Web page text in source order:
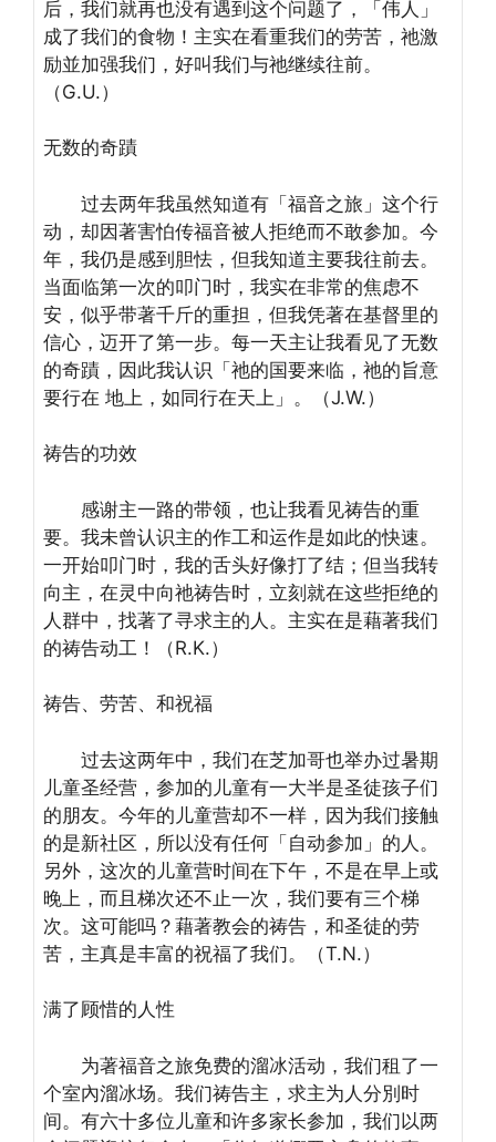
后，我们就再也没有遇到这个问题了，「伟人」
成了我们的食物！主实在看重我们的劳苦，祂激
励並加强我们，好叫我们与祂继续往前。
（G.U.）
无数的奇蹟
过去两年我虽然知道有「福音之旅」这个行
动，却因著害怕传福音被人拒绝而不敢参加。今
年，我仍是感到胆怯，但我知道主要我往前去。
当面临第一次的叩门时，我实在非常的焦虑不
安，似乎带著千斤的重担，但我凭著在基督里的
信心，迈开了第一步。每一天主让我看见了无数
的奇蹟，因此我认识「祂的国要来临，祂的旨意
要行在 地上，如同行在天上」。（J.W.）
祷告的功效
感谢主一路的带领，也让我看见祷告的重
要。我未曾认识主的作工和运作是如此的快速。
一开始叩门时，我的舌头好像打了结；但当我转
向主，在灵中向祂祷告时，立刻就在这些拒绝的
人群中，找著了寻求主的人。主实在是藉著我们
的祷告动工！（R.K.）
祷告、劳苦、和祝福
过去这两年中，我们在芝加哥也举办过暑期
儿童圣经营，参加的儿童有一大半是圣徒孩子们
的朋友。今年的儿童营却不一样，因为我们接触
的是新社区，所以没有任何「自动参加」的人。
另外，这次的儿童营时间在下午，不是在早上或
晚上，而且梯次还不止一次，我们要有三个梯
次。这可能吗？藉著教会的祷告，和圣徒的劳
苦，主真是丰富的祝福了我们。（T.N.）
满了顾惜的人性
为著福音之旅免费的溜冰活动，我们租了一
个室內溜冰场。我们祷告主，求主为人分別时
间。有六十多位儿童和许多家长参加，我们以两